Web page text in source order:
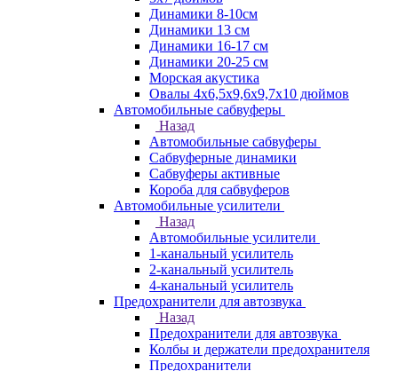
Динамики 8-10см
Динамики 13 см
Динамики 16-17 см
Динамики 20-25 см
Морская акустика
Овалы 4х6,5х9,6x9,7х10 дюймов
Автомобильные сабвуферы
Назад
Автомобильные сабвуферы
Сабвуферные динамики
Сабвуферы активные
Короба для сабвуферов
Автомобильные усилители
Назад
Автомобильные усилители
1-канальный усилитель
2-канальный усилитель
4-канальный усилитель
Предохранители для автозвука
Назад
Предохранители для автозвука
Колбы и держатели предохранителя
Предохранители